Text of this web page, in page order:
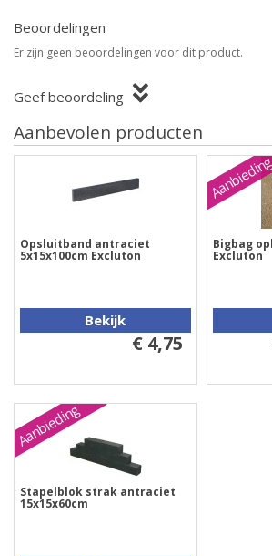
Beoordelingen
Er zijn geen beoordelingen voor dit product.
Geef beoordeling
Aanbevolen producten
Opsluitband antraciet
5x15x100cm Excluton
Bekijk
€ 4,75
Bigbag
Excluton
Aanbieding
Stapelblok strak antraciet
15x15x60cm